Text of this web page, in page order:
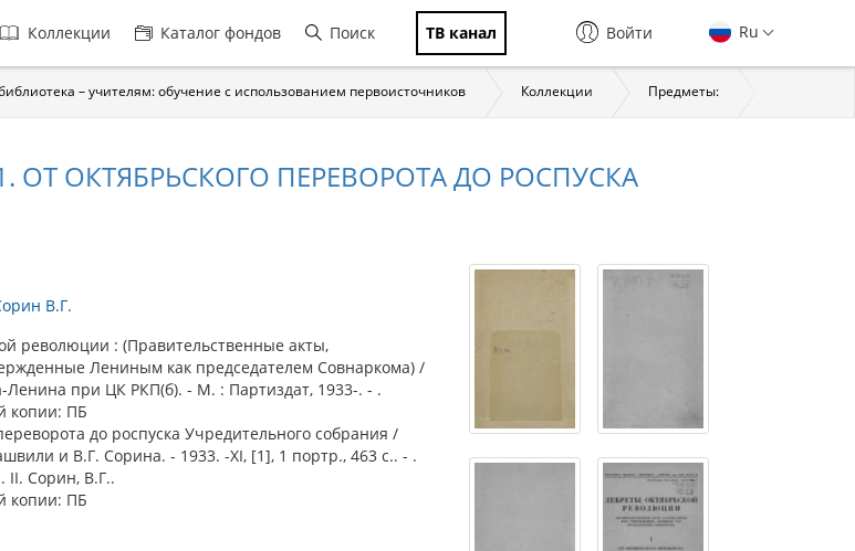
Главная
навигация
Коллекции Каталог фондов Поиск ТВ канал Ru
Войти
– учителям: обучение с использованием первоисточников Коллекции Предметы:
ОКТЯБРЬСКОГО ПЕРЕВОРОТА ДО РОСПУСКА
В.Г.
революции : (Правительственные акты,
Лениным как председателем Совнаркома) /
Ленина при ЦК РКП(б). - М. : Партиздат, 1933-. - .
копии: ПБ
до роспуска Учредительного собрания /
и В.Г. Сорина. - 1933. -XI, [1], 1 портр., 463 с.. - .
Сорин, В.Г..
копии: ПБ